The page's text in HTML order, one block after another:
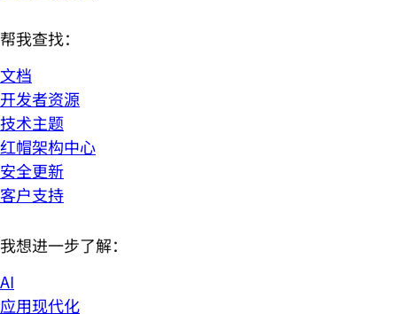
帮我查找：
文档
开发者资源
技术主题
红帽架构中心
安全更新
客户支持
我想进一步了解：
AI
应用现代化